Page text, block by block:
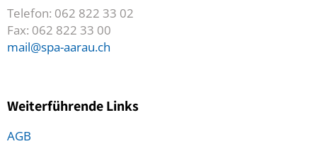
Telefon: 062 822 33 02
Fax: 062 822 33 00
mail@spa-aarau.ch
Weiterführende Links
AGB